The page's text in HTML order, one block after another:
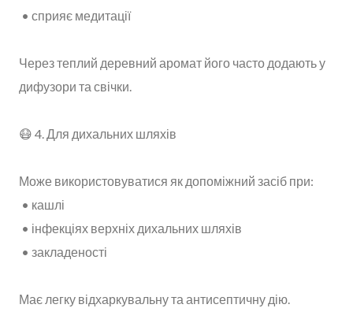
• сприяє медитації
Через теплий деревний аромат його часто додають у
дифузори та свічки.
😷 4. Для дихальних шляхів
Може використовуватися як допоміжний засіб при:
• кашлі
• інфекціях верхніх дихальних шляхів
• закладеності
Має легку відхаркувальну та антисептичну дію.